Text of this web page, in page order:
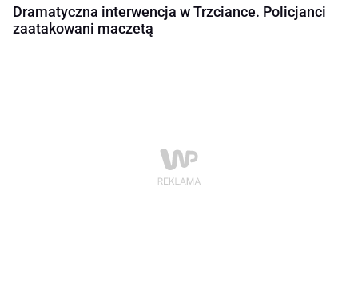
Dramatyczna interwencja w Trzciance. Policjanci
zaatakowani maczetą